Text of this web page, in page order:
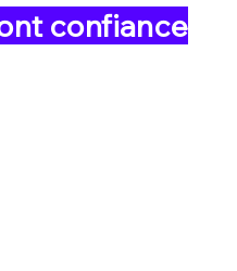
confiance